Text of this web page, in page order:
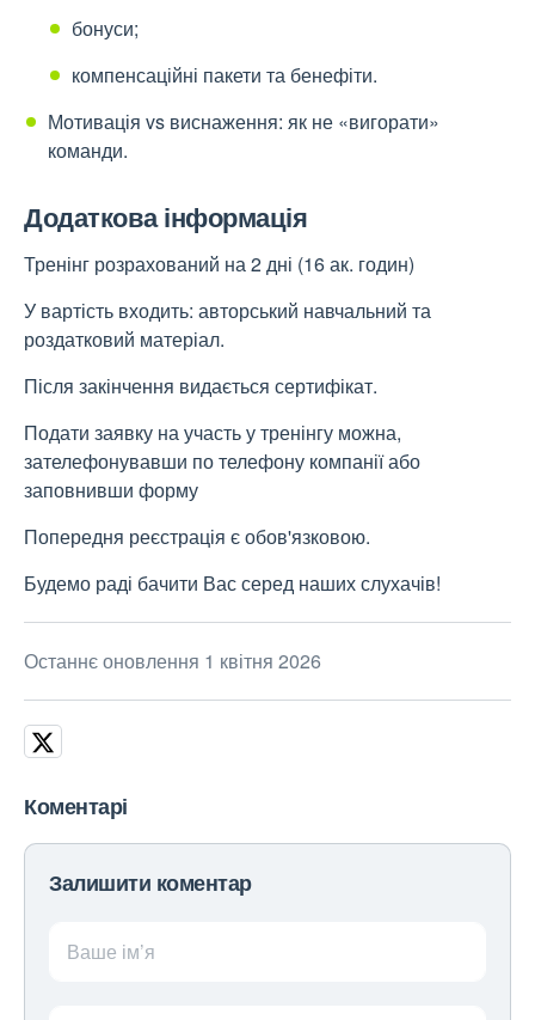
бонуси;
компенсаційні пакети та бенефіти.
Мотивація vs виснаження: як не «вигорати»
команди.
Додаткова інформація
Тренінг розрахований на 2 дні (16 ак. годин)
У вартість входить: авторський навчальний та
роздатковий матеріал.
Після закінчення видається сертифікат.
Подати заявку на участь у тренінгу можна,
зателефонувавши по телефону компанії або
заповнивши форму
Попередня реєстрація є обов'язковою.
Будемо раді бачити Вас серед наших слухачів!
Останнє оновлення 1 квітня 2026
Коментарі
Залишити коментар
Ваше ім’я